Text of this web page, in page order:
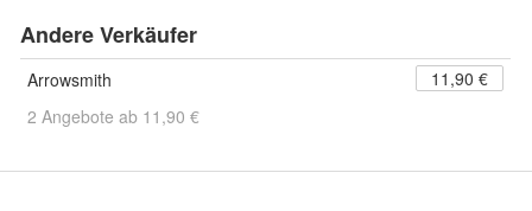
Andere Verkäufer
Arrowsmith
11,90 €
2 Angebote ab 11,90 €